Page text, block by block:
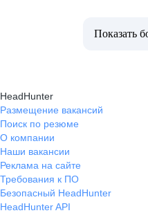
Показать
HeadHunter
Размещение вакансий
Поиск по резюме
О компании
Наши вакансии
Реклама на сайте
Требования к ПО
Безопасный HeadHunter
HeadHunter API